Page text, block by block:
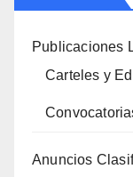
Publicaciones
Carteles y
Anuncios